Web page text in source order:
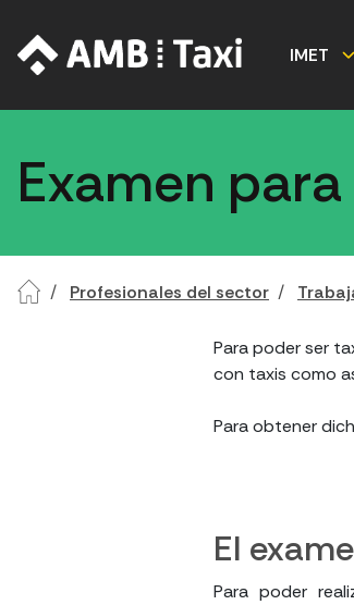
IMET
Examen
Profesionales del sector
Para poder ser
con taxis como
Para obtener
El
Para poder